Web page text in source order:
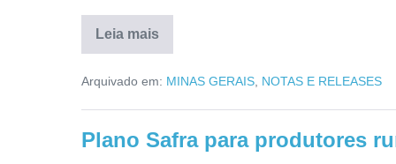
Leia mais
Arquivado em: MINAS GERAIS, NOTAS E RELEASES
Plano Safra para produtores